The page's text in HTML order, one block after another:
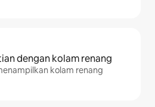
dengan kolam renang
kolam renang